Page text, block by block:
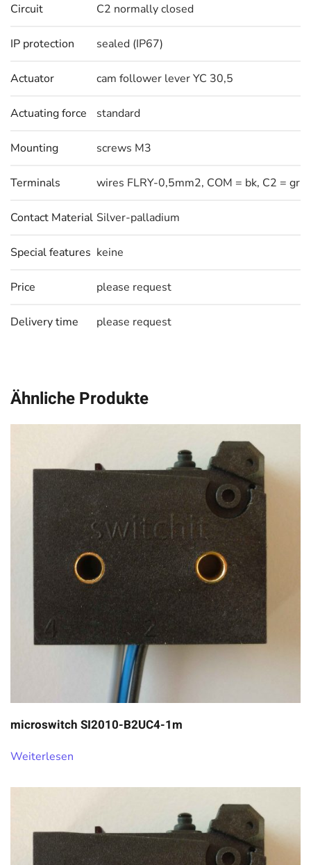
Circuit C2 normally closed
IP protection sealed (IP67)
Actuator cam follower lever YC 30,5
Actuating force standard
Mounting screws M3
Terminals wires FLRY-0,5mm2, COM = bk, C2 = gr
Contact Material Silver-palladium
Special features keine
Price please request
Delivery time please request
Ähnliche Produkte
microswitch SI2010-B2UC4-1m
Weiterlesen